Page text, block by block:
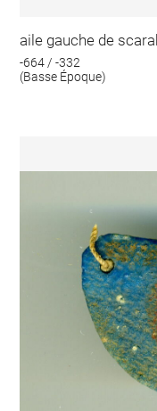
aile gauche de
-664 / -332
(Basse Époque)